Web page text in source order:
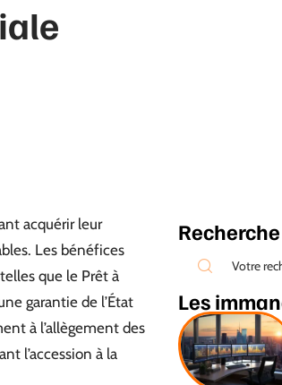
acquérir leur
Les bénéfices
que le Prêt à
garantie de l’État
à l’allègement des
l’accession à la
Recherche
Les